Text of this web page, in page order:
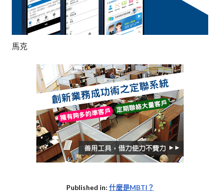
馬克
Published in: 什麼是MBTI？